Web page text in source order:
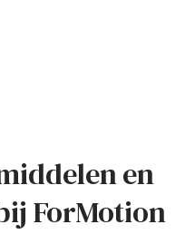
en
ForMotion